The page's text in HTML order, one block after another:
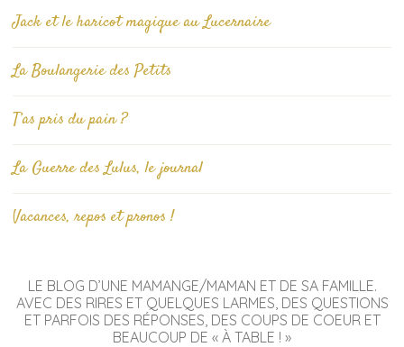
Jack et le haricot magique au Lucernaire
La Boulangerie des Petits
T’as pris du pain ?
La Guerre des Lulus, le journal
Vacances, repos et pronos !
LE BLOG D’UNE MAMANGE/MAMAN ET DE SA FAMILLE.
AVEC DES RIRES ET QUELQUES LARMES, DES QUESTIONS
ET PARFOIS DES RÉPONSES, DES COUPS DE COEUR ET
BEAUCOUP DE « À TABLE ! »